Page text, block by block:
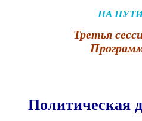
НА
Третья
Политическая